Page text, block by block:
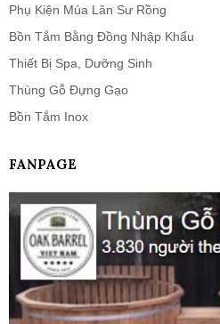
Phụ Kiện Múa Lân Sư Rồng
Bồn Tắm Bằng Đồng Nhập Khẩu
Thiết Bị Spa, Dưỡng Sinh
Thùng Gỗ Đựng Gạo
Bồn Tắm Inox
FANPAGE